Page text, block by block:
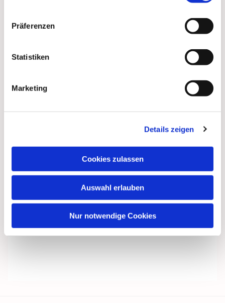
Präferenzen
Statistiken
Marketing
Details zeigen
Cookies zulassen
Auswahl erlauben
Nur notwendige Cookies